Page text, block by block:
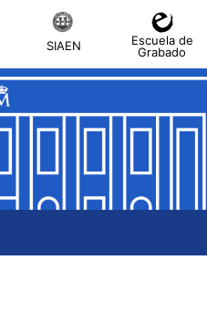
SIAEN
Escuela de
Grabado